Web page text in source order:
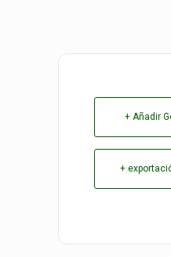
+ Añadir
+